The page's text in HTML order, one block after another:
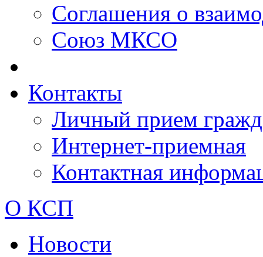
Соглашения о
Союз МКСО
Контакты
Личный прием
Интернет-приемная
Контактная
О КСП
Новости